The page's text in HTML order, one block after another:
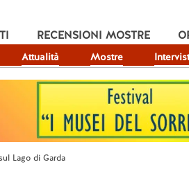
Attualità Mostre
RECENSIONI MOSTRE
Lago di Garda